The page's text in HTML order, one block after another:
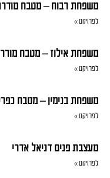
משפחת רבוח – מטבח
לפרויקט »
משפחת אילוז – מטבח
לפרויקט »
משפחת בנימין – מטבח
לפרויקט »
מעצבת פנים דניאל אדרי
לפרויקט »